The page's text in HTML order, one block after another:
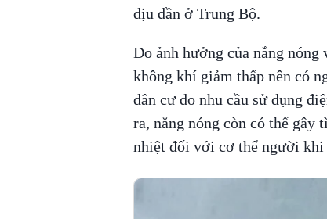
dịu dần ở Trung Bộ.
Do ảnh hưởng của nắng
không khí giảm thấp nên có
dân cư do nhu cầu sử dụng
ra, nắng nóng còn có thể gây
nhiệt đối với cơ thể người khi